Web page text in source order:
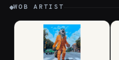
WOB ARTIST